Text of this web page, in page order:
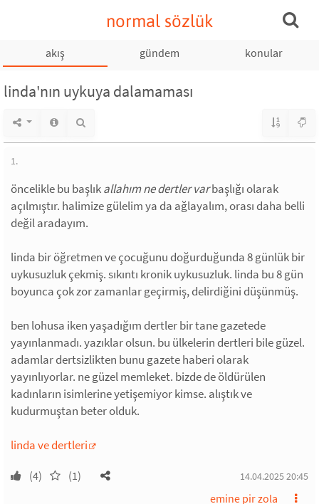
normal sözlük
akış gündem konular
linda'nın uykuya dalamaması
1.
öncelikle bu başlıkallahım ne dertler varbaşlığı olarak
açılmıştır. halimize gülelim ya da ağlayalım, orası daha belli
değil aradayım.
linda bir öğretmen ve çocuğunu doğurduğunda 8 günlük bir
uykusuzluk çekmiş. sıkıntı kronik uykusuzluk. linda bu 8 gün
boyunca çok zor zamanlar geçirmiş, delirdiğini düşünmüş.
ben lohusa iken yaşadığım dertler bir tane gazetede
yayınlanmadı. yazıklar olsun. bu ülkelerin dertleri bile güzel.
adamlar dertsizlikten bunu gazete haberi olarak
yayınlıyorlar. ne güzel memleket. bizde de öldürülen
kadınların isimlerine yetişemiyor kimse. alıştık ve
kudurmuştan beter olduk.
linda ve dertleri
(4) (1) 14.04.2025 20:45
emine pir zola